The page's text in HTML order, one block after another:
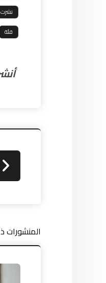
فئة
المنشورات